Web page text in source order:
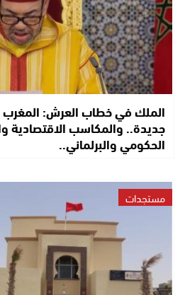
الملك في خطاب العرش: المغرب
جديدة.. والمكاسب الاقتصادية
الحكومي والبرلماني..
مستجدات